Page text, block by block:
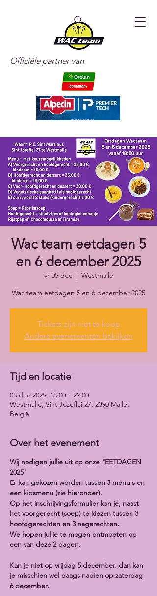
Officiële partner van
Wac team eetdagen 5
en 6 december 2025
vr 05 dec
  |
Westmalle
Wac team eetdagen 5 en 6 december 2025
Tickets zijn niet te koop
Andere evenementen bekijken
Tijd en locatie
05 dec 2025, 18:00 – 22:00
Westmalle, Sint Jozeflei 27, 2390 Malle,
België
Over het evenement
Wij nodigen jullie uit op onze "EETDAGEN
2025"
Er kan gekozen worden tussen 3 menu's en
een kidsmenu (zie hieronder).
Op het inschrijvingsformulier kan je, naast
het voorgerecht (soep) te kiezen tussen 3
hoofdgerechten en 3 nagerechten.
We hopen jullie te mogen ontmoeten op
een van deze 2 dagen.
Kan je niet op vrijdag 5 december, dan kan
je misschien wel daags nadien op zaterdag
6 december.